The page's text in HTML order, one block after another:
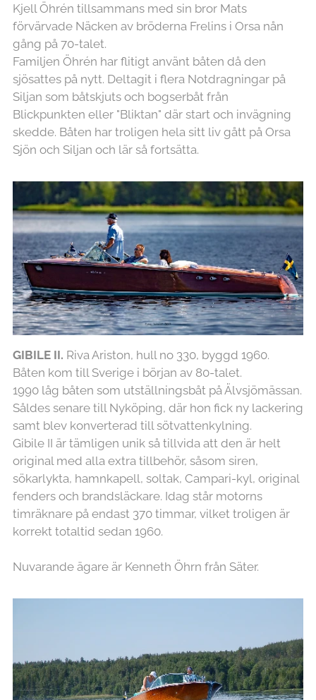
Kjell Öhrén tillsammans med sin bror Mats
förvärvade Näcken av bröderna Frelins i Orsa nån
gång på 70-talet.
Familjen Öhrén har flitigt använt båten då den
sjösattes på nytt. Deltagit i flera Notdragningar på
Siljan som båtskjuts och bogserbåt från
Blickpunkten eller "Bliktan" där start och invägning
skedde. Båten har troligen hela sitt liv gått på Orsa
Sjön och Siljan och lär så fortsätta.
GIBILE II. Riva Ariston, hull no 330, byggd 1960.
Båten kom till Sverige i början av 80-talet.
1990 låg båten som utställningsbåt på Älvsjömässan.
Såldes senare till Nyköping, där hon fick ny lackering
samt blev konverterad till sötvattenkylning.
Gibile II är tämligen unik så tillvida att den är helt
original med alla extra tillbehör, såsom siren,
sökarlykta, hamnkapell, soltak, Campari-kyl, original
fenders och brandsläckare. Idag står motorns
timräknare på endast 370 timmar, vilket troligen är
korrekt totaltid sedan 1960.
Nuvarande ägare är Kenneth Öhrn från Säter.